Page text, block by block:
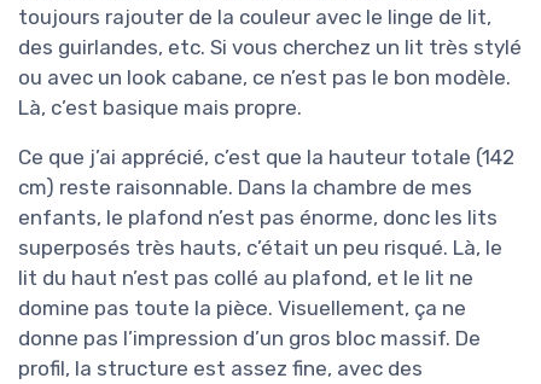
toujours rajouter de la couleur avec le linge de lit,
des guirlandes, etc. Si vous cherchez un lit très stylé
ou avec un look cabane, ce n’est pas le bon modèle.
Là, c’est basique mais propre.
Ce que j’ai apprécié, c’est que la hauteur totale (142
cm) reste raisonnable. Dans la chambre de mes
enfants, le plafond n’est pas énorme, donc les lits
superposés très hauts, c’était un peu risqué. Là, le
lit du haut n’est pas collé au plafond, et le lit ne
domine pas toute la pièce. Visuellement, ça ne
donne pas l’impression d’un gros bloc massif. De
profil, la structure est assez fine, avec des